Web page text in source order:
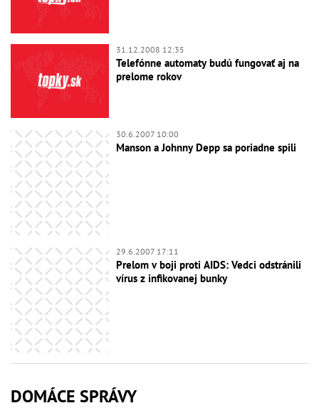
31.12.2008 12:35
Telefónne automaty budú fungovať aj na
prelome rokov
30.6.2007 10:00
Manson a Johnny Depp sa poriadne spili
29.6.2007 17:11
Prelom v boji proti AIDS: Vedci odstránili
vírus z infikovanej bunky
DOMÁCE SPRÁVY